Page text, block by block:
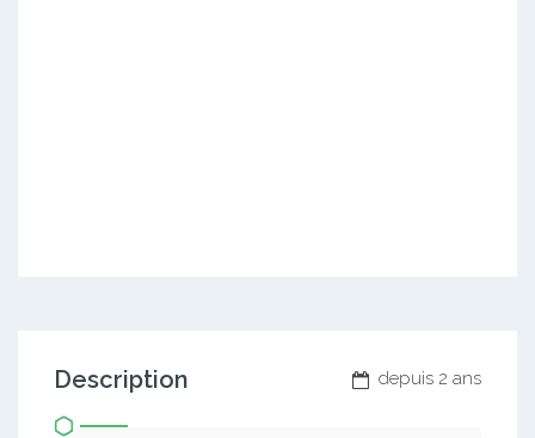
depuis 2 ans
Description